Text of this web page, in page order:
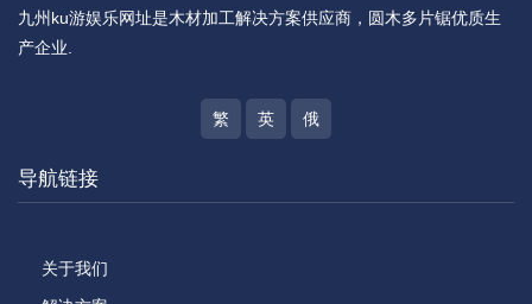
九州ku游娱乐网址是木材加工解决方案供应商，圆木多片锯优质生
产企业.
繁 英 俄
导航链接
关于我们